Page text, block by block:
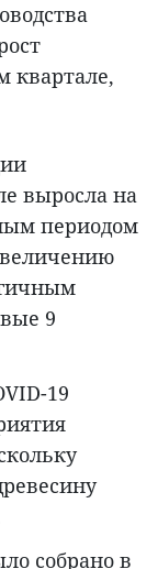
квартале,
выросла на
периодом
9
19
собрано в